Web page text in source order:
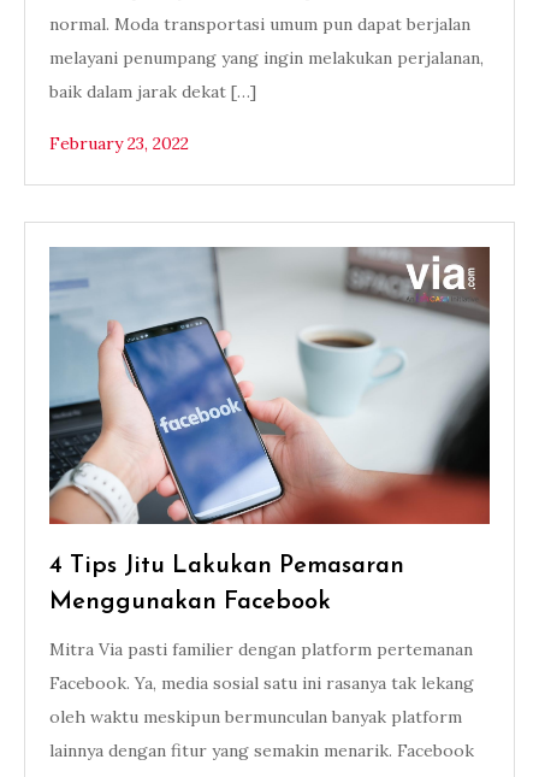
normal. Moda transportasi umum pun dapat berjalan
melayani penumpang yang ingin melakukan perjalanan,
baik dalam jarak dekat […]
February 23, 2022
4 Tips Jitu Lakukan Pemasaran
Menggunakan Facebook
Mitra Via pasti familier dengan platform pertemanan
Facebook. Ya, media sosial satu ini rasanya tak lekang
oleh waktu meskipun bermunculan banyak platform
lainnya dengan fitur yang semakin menarik. Facebook